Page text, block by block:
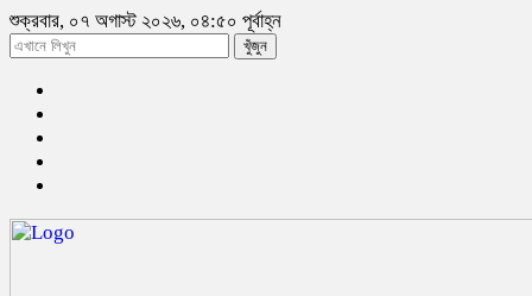
শুক্রবার, ০৭ অগাস্ট ২০২৬, ০৪:৫০ পূর্বাহ্ন
খুঁজুন